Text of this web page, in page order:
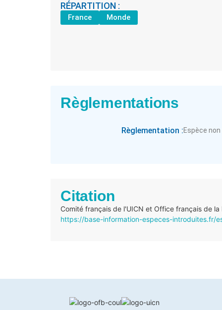
RÉPARTITION :
France Monde
Règlementations
Règlementation :Espèce
Citation
Comité français de l'UICN et Office français de
https://base-information-especes-introduites.fr/